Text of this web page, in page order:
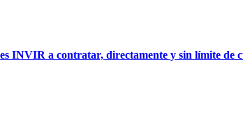
INVIR a contratar, directamente y sin límite de